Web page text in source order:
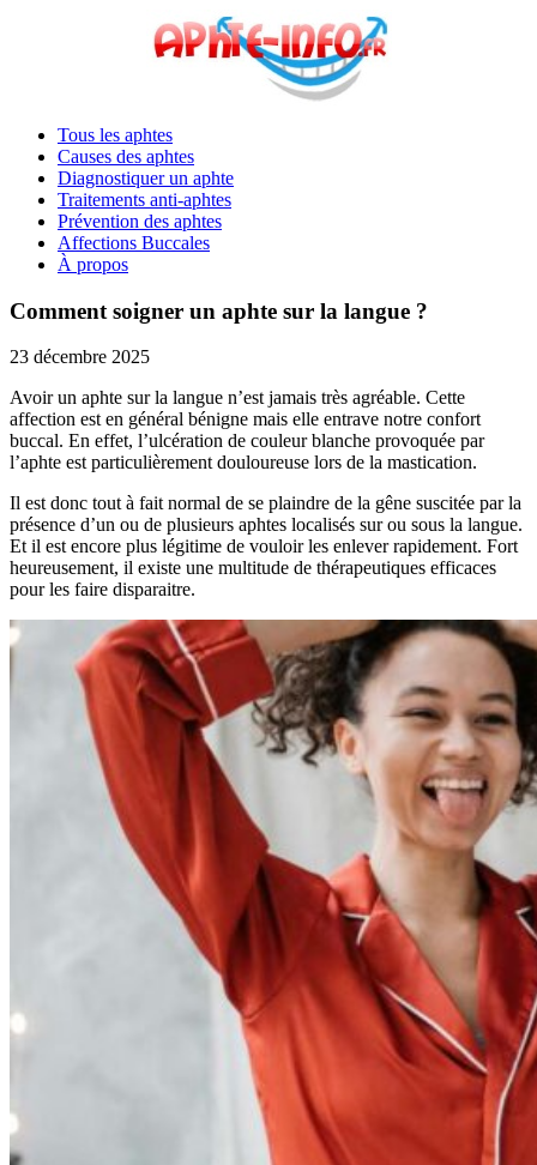
Tous les aphtes
Causes des aphtes
Diagnostiquer un aphte
Traitements anti-aphtes
Prévention des aphtes
Affections Buccales
À propos
Comment soigner un aphte sur la langue ?
23 décembre 2025
Avoir un aphte sur la langue n’est jamais très agréable. Cette
affection est en général bénigne mais elle entrave notre confort
buccal. En effet, l’ulcération de couleur blanche provoquée par
l’aphte est particulièrement douloureuse lors de la mastication.
Il est donc tout à fait normal de se plaindre de la gêne suscitée par la
présence d’un ou de plusieurs aphtes localisés sur ou sous la langue.
Et il est encore plus légitime de vouloir les enlever rapidement. Fort
heureusement, il existe une multitude de thérapeutiques efficaces
pour les faire disparaitre.